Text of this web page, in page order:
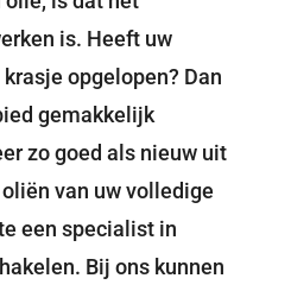
is. Heeft uw
opgelopen? Dan
gemakkelijk
zo goed als nieuw uit
van uw volledige
een specialist in
Bij ons kunnen